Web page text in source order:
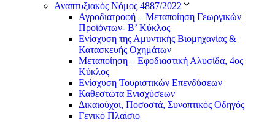
Αναπτυξιακός Νόμος 4887/2022
Αγροδιατροφή – Μεταποίηση Γεωργικών
Προϊόντων- Β’ Κύκλος
Eνίσχυση της Αμυντικής Βιομηχανίας &
Κατασκευής Οχημάτων
Μεταποίηση – Εφοδιαστική Αλυσίδα, 4ος
Κύκλος
Ενίσχυση Τουριστικών Επενδύσεων
Καθεστώτα Ενισχύσεων
Δικαιούχοι, Ποσοστά, Συνοπτικός Οδηγός
Γενικό Πλαίσιο